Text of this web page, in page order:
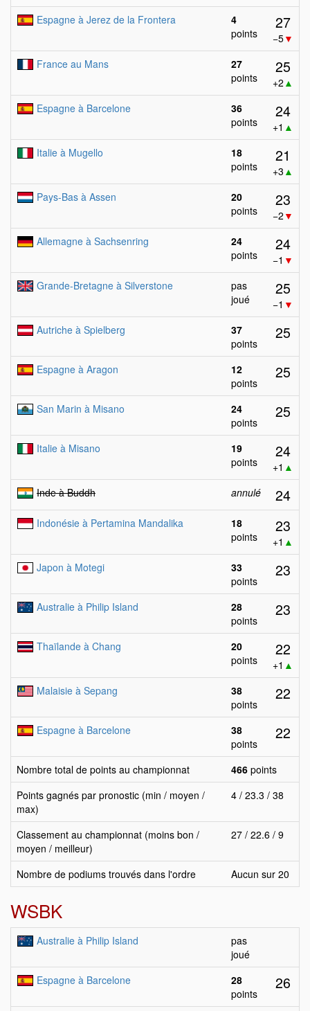
Espagne à Jerez de la Frontera
4
points
27
−5▼
France au Mans
27
points
25
+2 ▲
Espagne à Barcelone
36
points
24
+1 ▲
Italie à Mugello
18
points
21
+3 ▲
Pays-Bas à Assen
20
points
23
−2 ▼
Allemagne à Sachsenring
24
points
24
−1 ▼
Grande-Bretagne à Silverstone
pas
joué
25
−1 ▼
Autriche à Spielberg
37
points
25
Espagne à Aragon
12
points
25
San Marin à Misano
24
points
25
Italie à Misano
19
points
24
+1 ▲
Inde à Buddh
annulé 24
Indonésie à Pertamina Mandalika
18
points
23
+1 ▲
Japon à Motegi
33
points
23
Australie à Philip Island
28
points
23
Thaïlande à Chang
20
points
22
+1 ▲
Malaisie à Sepang
38
points
22
Espagne à Barcelone
38
points
22
Nombre total de points au championnat 466 points
Points gagnés par pronostic (min / moyen /
max)
4 / 23.3 / 38
Classement au championnat (moins bon /
moyen / meilleur)
27 / 22.6 / 9
Nombre de podiums trouvés dans l'ordre Aucun sur 20
WSBK
Australie à Philip Island
pas
joué
Espagne à Barcelone
28
points
26